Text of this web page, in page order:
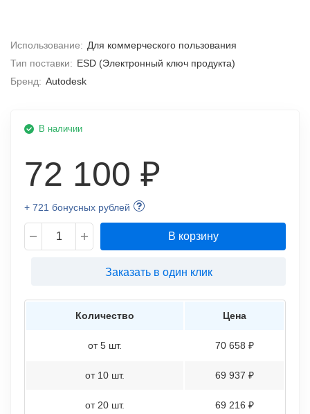
Использование: Для коммерческого пользования
Тип поставки: ESD (Электронный ключ продукта)
Бренд: Autodesk
В наличии
72 100 ₽
+ 721 бонусных рублей
В корзину
Заказать в один клик
Количество Цена
от 5 шт. 70 658 ₽
от 10 шт. 69 937 ₽
от 20 шт. 69 216 ₽